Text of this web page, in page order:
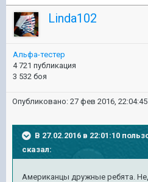
Linda102
Альфа-тестер
4 721 публикация
3 532 боя
Опубликовано: 27 фев 2016, 22:04:45
В 27.02.2016 в 22:01:10
сказал:
Американцы дружные ребята.